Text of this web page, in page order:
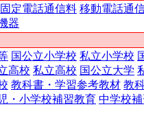
固定電話通信料 移動電話通
器
国公立小学校 私立小学校
高校 私立高校 国公立大学
教科書・学習参考教材 教
・小学校補習教育 中学校